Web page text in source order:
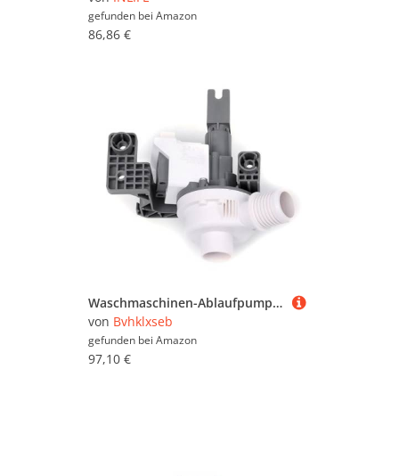
gefunden bei Amazon
86,86 €
Waschmaschinen-Ablaufpumpe, kompatibel mit Whirlpool Kemmertag W10876600, Ablaufpumpenmotor, Baugruppe, Waschmaschinen-Ersatzteile, Waschmaschinen-Zubehör
von Bvhklxseb
gefunden bei Amazon
97,10 €